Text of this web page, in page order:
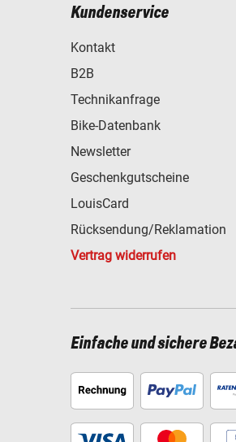
Kundenservice
Kontakt
B2B
Technikanfrage
Bike-Datenbank
Newsletter
Geschenkgutscheine
LouisCard
Rücksendung/Reklamation
Vertrag widerrufen
Einfache und sichere